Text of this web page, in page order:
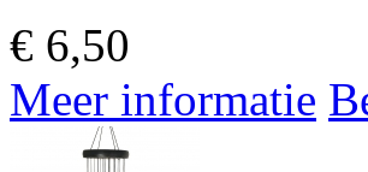
€ 6,50
Meer informatie